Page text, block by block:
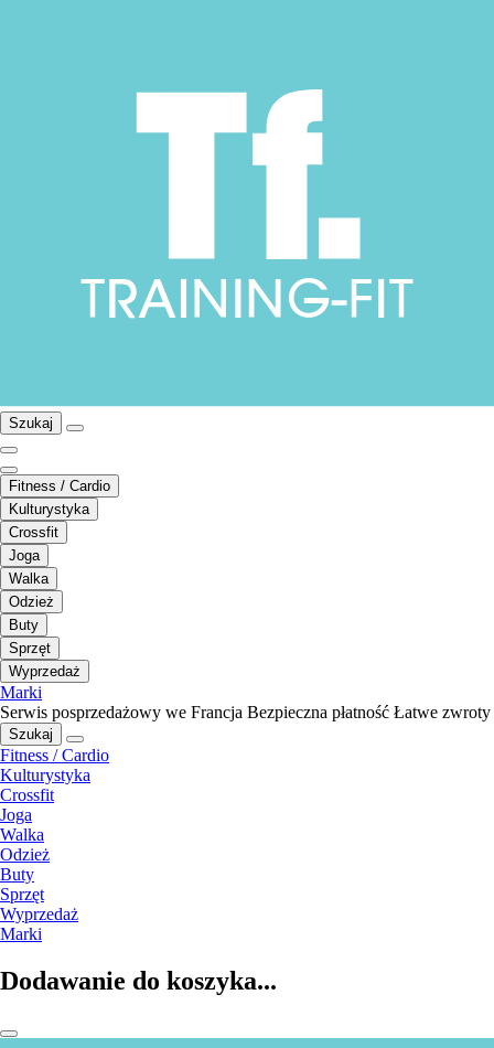
Szukaj
Fitness / Cardio
Kulturystyka
Crossfit
Joga
Walka
Odzież
Buty
Sprzęt
Wyprzedaż
Marki
Serwis posprzedażowy we Francja Bezpieczna płatność Łatwe zwroty
Szukaj
Fitness / Cardio
Kulturystyka
Crossfit
Joga
Walka
Odzież
Buty
Sprzęt
Wyprzedaż
Marki
Dodawanie do koszyka...